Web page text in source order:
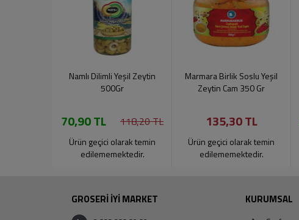
Namlı Dilimli Yeşil Zeytin
500Gr
70,90 TL 118,20 TL
Ürün geçici olarak temin
edilememektedir.
Marmara Birlik Soslu Yeşil
Zeytin Cam 350 Gr
135,30 TL
Ürün geçici olarak temin
edilememektedir.
GROSERİ İYİ MARKET KURUMSAL